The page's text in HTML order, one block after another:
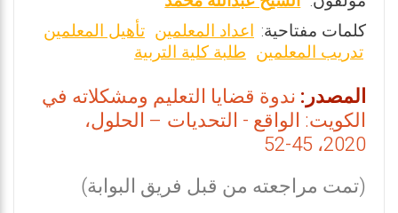
at
s
A
p
p
ce
b
o
o
k
tt
er
ai
l
كلمات مفتاحية: اعداد المعلمين تأهيل المعلمين
تدريب المعلمين طلبة كلية التربية
المصدر: ندوة قضايا التعليم ومشكلاته في
الكويت: الواقع - التحديات – الحلول،
2020، 45-52
(تمت مراجعته من قبل فريق البوابة)